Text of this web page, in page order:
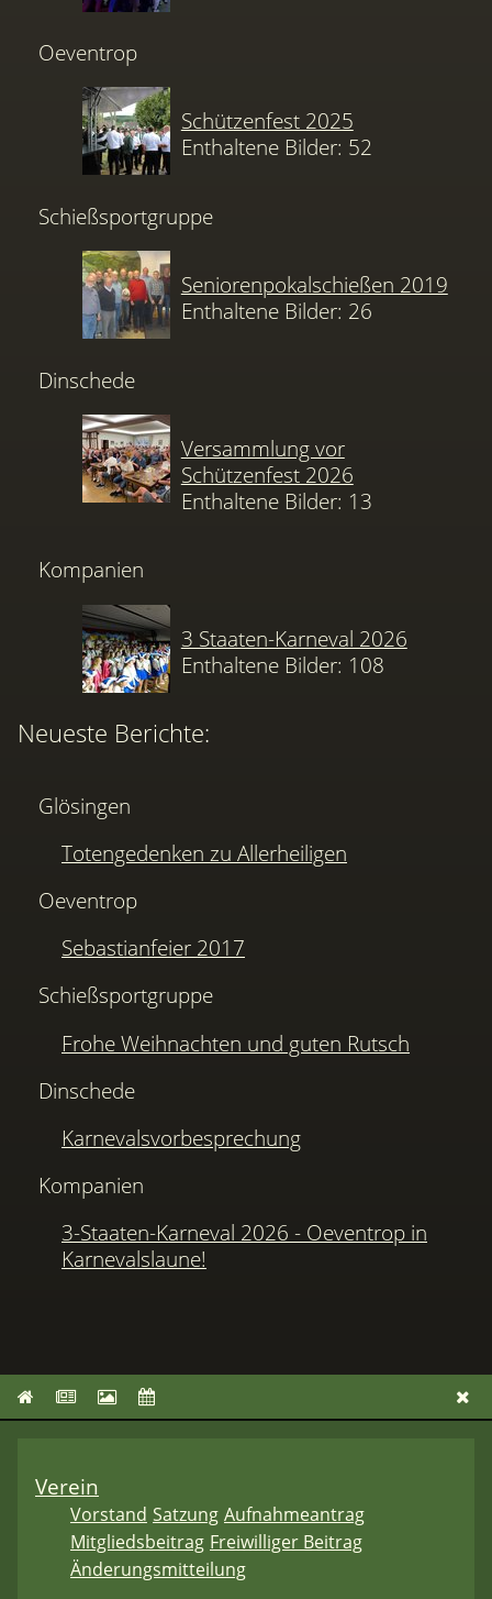
Oeventrop
Schützenfest 2025
Enthaltene Bilder: 52
Schießsportgruppe
Seniorenpokalschießen 2019
Enthaltene Bilder: 26
Dinschede
Versammlung vor
Schützenfest 2026
Enthaltene Bilder: 13
Kompanien
3 Staaten-Karneval 2026
Enthaltene Bilder: 108
Neueste Berichte:
Glösingen
Totengedenken zu Allerheiligen
Oeventrop
Sebastianfeier 2017
Schießsportgruppe
Frohe Weihnachten und guten Rutsch
Dinschede
Karnevalsvorbesprechung
Kompanien
3-Staaten-Karneval 2026 - Oeventrop in
Karnevalslaune!
Verein
Vorstand Satzung Aufnahmeantrag
Mitgliedsbeitrag Freiwilliger Beitrag
Änderungsmitteilung